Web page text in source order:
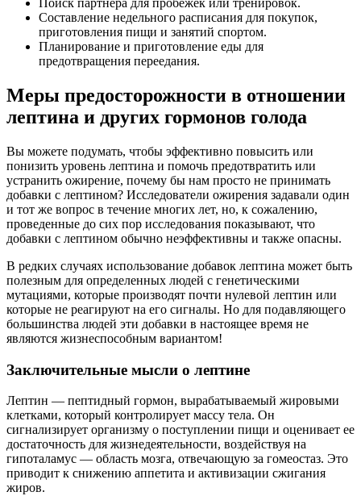
Поиск партнера для пробежек или тренировок.
Составление недельного расписания для покупок,
приготовления пищи и занятий спортом.
Планирование и приготовление еды для
предотвращения переедания.
Меры предосторожности в отношении
лептина и других гормонов голода
Вы можете подумать, чтобы эффективно повысить или
понизить уровень лептина и помочь предотвратить или
устранить ожирение, почему бы нам просто не принимать
добавки с лептином? Исследователи ожирения задавали один
и тот же вопрос в течение многих лет, но, к сожалению,
проведенные до сих пор исследования показывают, что
добавки с лептином обычно неэффективны и также опасны.
В редких случаях использование добавок лептина может быть
полезным для определенных людей с генетическими
мутациями, которые производят почти нулевой лептин или
которые не реагируют на его сигналы. Но для подавляющего
большинства людей эти добавки в настоящее время не
являются жизнеспособным вариантом!
Заключительные мысли о лептине
Лептин — пептидный гормон, вырабатываемый жировыми
клетками, который контролирует массу тела. Он
сигнализирует организму о поступлении пищи и оценивает ее
достаточность для жизнедеятельности, воздействуя на
гипоталамус — область мозга, отвечающую за гомеостаз. Это
приводит к снижению аппетита и активизации сжигания
жиров.